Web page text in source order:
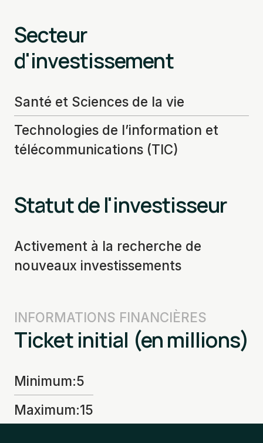
Secteur
d'investissement
Santé et Sciences de la vie
Technologies de l’information et
télécommunications (TIC)
Statut de l'investisseur
Activement à la recherche de
nouveaux investissements
INFORMATIONS FINANCIÈRES
Ticket initial (en millions)
Minimum:5
Maximum:15